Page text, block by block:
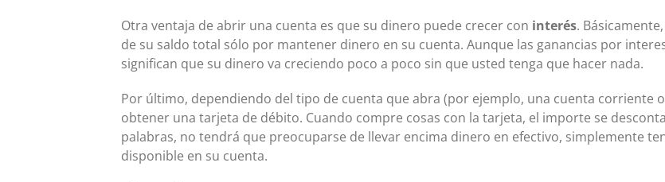
Otra ventaja de abrir una cuenta es que su dinero puede crecer con interés.
de su saldo total sólo por mantener dinero en su cuenta. Aunque las ganancias por
significan que su dinero va creciendo poco a poco sin que usted tenga que hacer nada.
Por último, dependiendo del tipo de cuenta que abra (por ejemplo, una cuenta corriente
obtener una tarjeta de débito. Cuando compre cosas con la tarjeta, el importe se
palabras, no tendrá que preocuparse de llevar encima dinero en efectivo, simplemente
disponible en su cuenta.